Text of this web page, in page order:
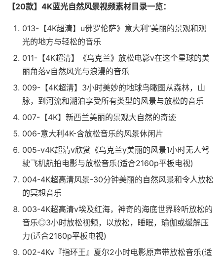
【20款】4K蓝光自然风景视频素材目录一览：
013-【4K超清】u佛罗伦萨》意大利”美丽的景观和观
光的地方与轻松的音乐
011-【4K超清】《乌克兰》放松电影v在这个星球的美
丽角落v自然风光与浪漫的音乐
009-【4K超清】3小时美妙的地球鸟瞰图从森林，山
脉，到河流和湖泊享受所有类型的风景与放松的音乐
007-【4K】新西兰美丽的景观大自然的奇迹
006-意大利4K-含放松音乐的风景休闲片
005-v4K超清v欣赏《乌克兰y美丽的风景1小时无人驾
驶飞机航拍电影与放松音乐(适合2160p平板电视)
004-4K超高清风景-30分钟美丽的自然风景和令人放松
的冥想音乐
003-4K超高清v埃及红海，神奇的海底世界聆听放松的
音乐◎3小时放松视频，以放松，睡眠，瑜伽或缓解压
力(适合2160p平板电视)
002-4Kv『指环王』夏尔2小时电影原声带放松音乐(适